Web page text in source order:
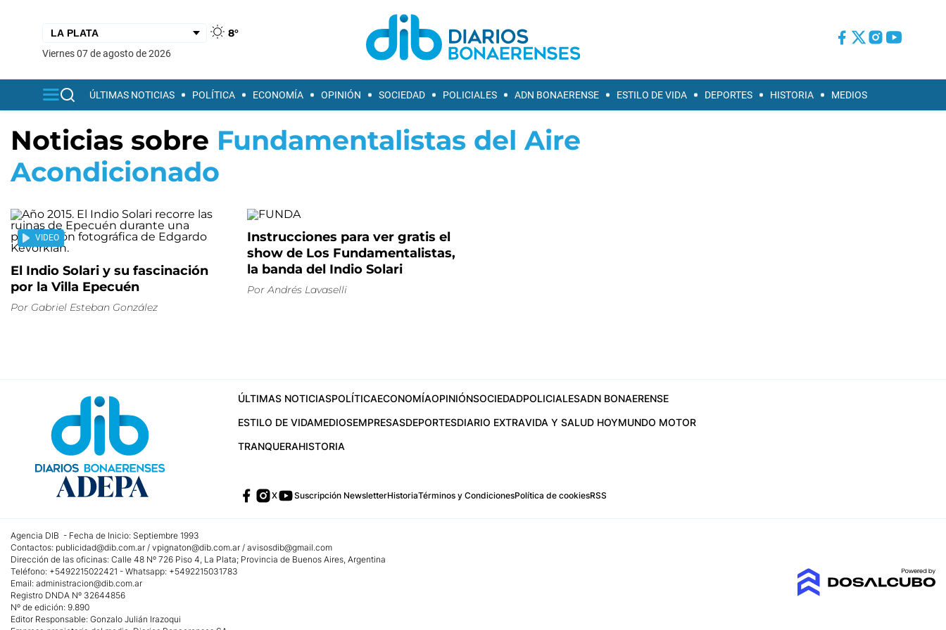
8°
viernes 07 de agosto de 2026
ÚLTIMAS NOTICIAS POLÍTICA ECONOMÍA OPINIÓN SOCIEDAD POLICIALES ADN BONAERENSE ESTILO DE VIDA DEPORTES HISTORIA MEDIOS
Noticias sobre Fundamentalistas del Aire
Acondicionado
VIDEO
El Indio Solari y su fascinación
por la Villa Epecuén
Por Gabriel Esteban González
Instrucciones para ver gratis el
show de Los Fundamentalistas,
la banda del Indio Solari
Por Andrés Lavaselli
ÚLTIMAS NOTICIASPOLÍTICAECONOMÍAOPINIÓNSOCIEDADPOLICIALESADN BONAERENSE
ESTILO DE VIDAMEDIOSEMPRESASDEPORTESDIARIO EXTRAVIDA Y SALUD HOYMUNDO MOTOR
TRANQUERAHISTORIA
X Suscripción NewsletterHistoriaTérminos y CondicionesPolítica de cookiesRSS
Agencia DIB - Fecha de Inicio: Septiembre 1993
Contactos: publicidad@dib.com.ar / vpignaton@dib.com.ar / avisosdib@gmail.com
Dirección de las oficinas: Calle 48 Nº 726 Piso 4, La Plata; Provincia de Buenos Aires, Argentina
Teléfono: +5492215022421 - Whatsapp: +5492215031783
Email: administracion@dib.com.ar
Registro DNDA Nº 32644856
Nº de edición: 9.890
Editor Responsable: Gonzalo Julián Irazoqui